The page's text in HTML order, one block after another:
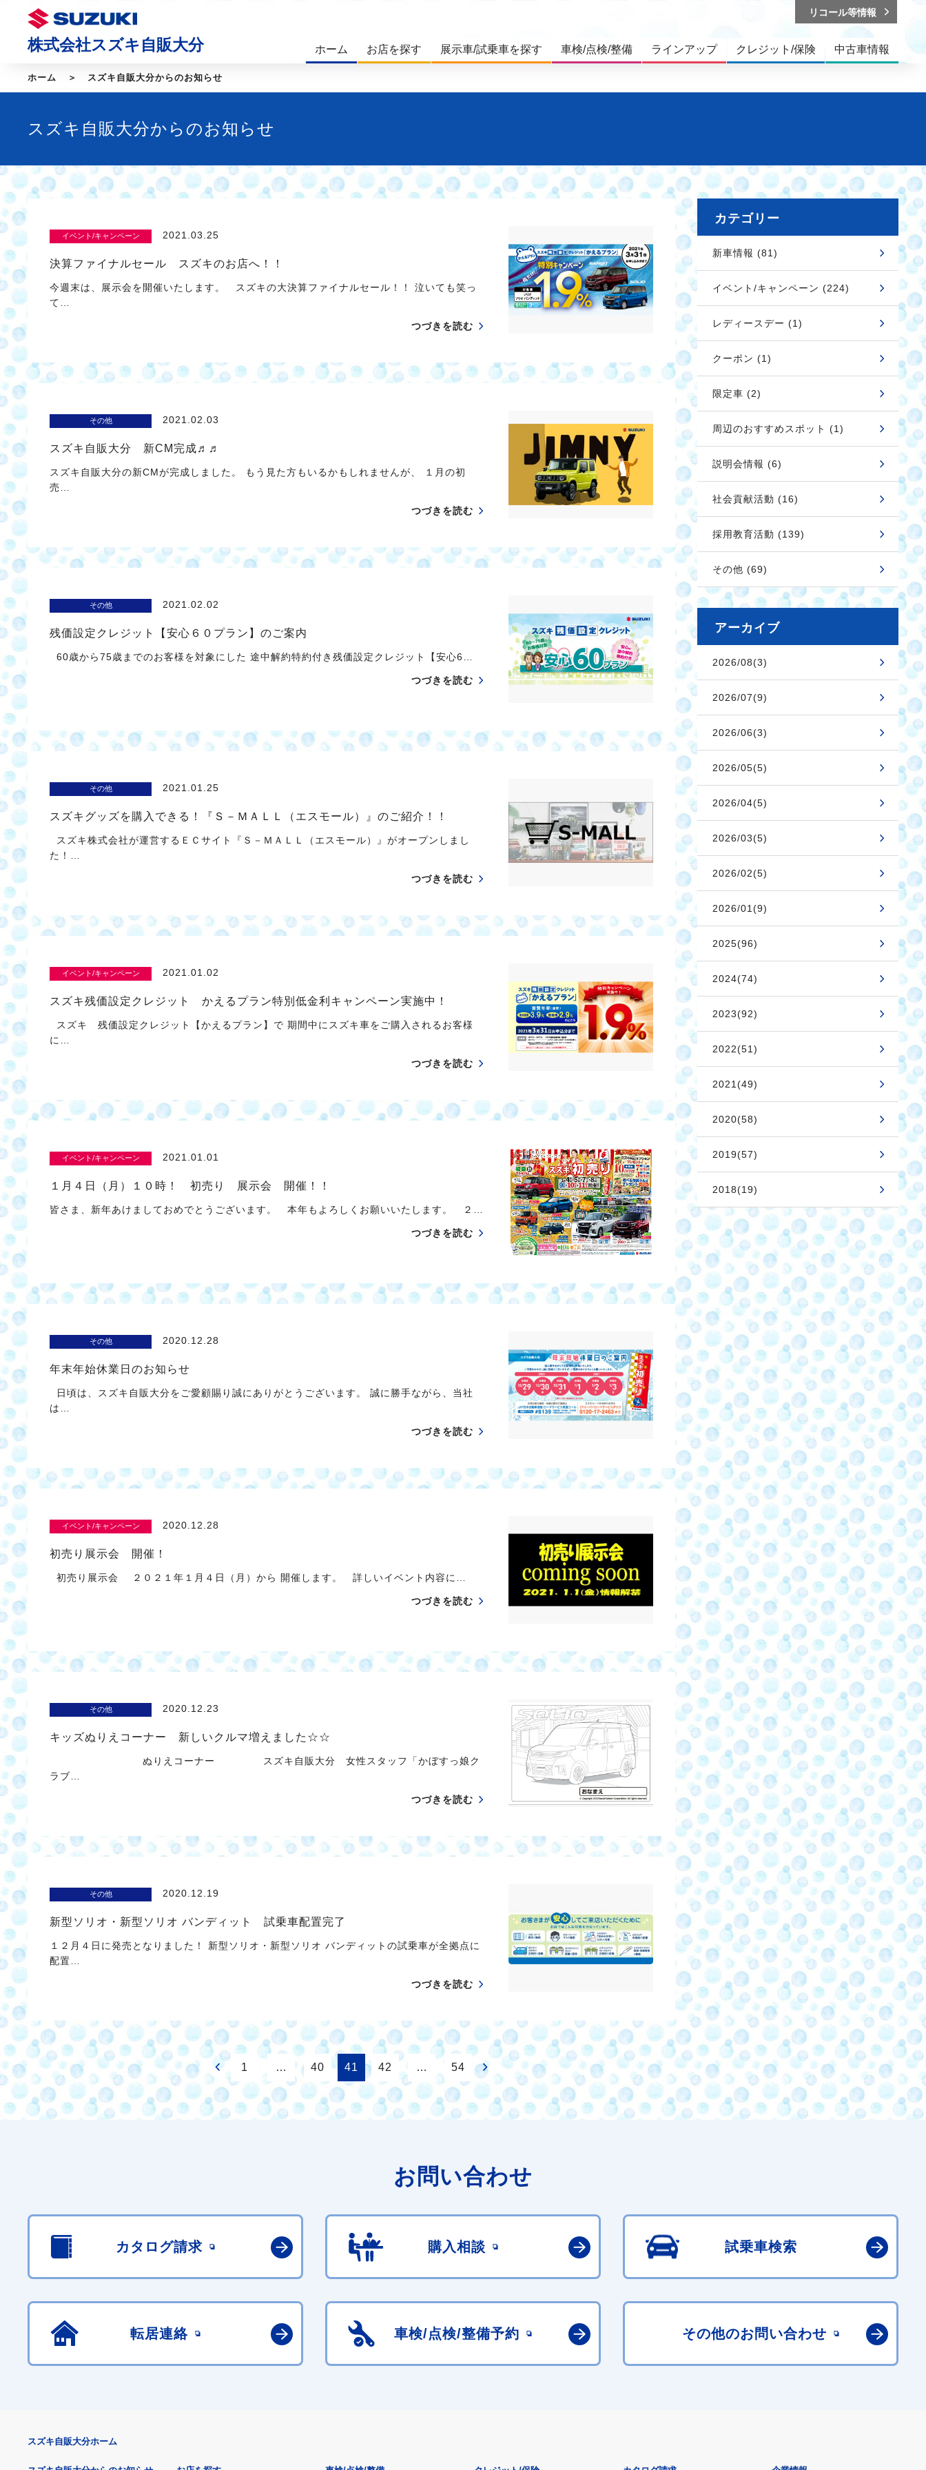
株式会社スズキ自販大分 ホーム お店を探す 展示車/試乗車を探す 車検/点検/整備 ラインアップ クレジット/保険 中古車情報
リコール等情報
ホーム スズキ自販大分からのお知らせ
スズキ自販大分からのお知らせ
イベント/キャンペーン 2021.03.25
決算ファイナルセール スズキのお店へ！！
今週末は、展示会を開催いたします。 スズキの大決算ファイナルセール！！ 泣いても笑っ
て…
つづきを読む
その他 2021.02.03
スズキ自販大分 新CM完成♬♬
スズキ自販大分の新CMが完成しました。 もう見た方もいるかもしれませんが、 １月の初
売…
つづきを読む
その他 2021.02.02
残価設定クレジット【安心６０プラン】のご案内
60歳から75歳までのお客様を対象にした 途中解約特約付き残価設定クレジット【安心6…
つづきを読む
その他 2021.01.25
スズキグッズを購入できる！『Ｓ－ＭＡＬＬ（エスモール）』のご紹介！！
スズキ株式会社が運営するＥＣサイト『Ｓ－ＭＡＬＬ（エスモール）』がオープンしまし
た！…
つづきを読む
イベント/キャンペーン 2021.01.02
スズキ残価設定クレジット かえるプラン特別低金利キャンペーン実施中！
スズキ 残価設定クレジット【かえるプラン】で 期間中にスズキ車をご購入されるお客様
に…
つづきを読む
イベント/キャンペーン 2021.01.01
１月４日（月）１０時！ 初売り 展示会 開催！！
皆さま、新年あけましておめでとうございます。 本年もよろしくお願いいたします。 ２…
つづきを読む
その他 2020.12.28
年末年始休業日のお知らせ
日頃は、スズキ自販大分をご愛顧賜り誠にありがとうございます。 誠に勝手ながら、当社
は…
つづきを読む
イベント/キャンペーン 2020.12.28
初売り展示会 開催！
初売り展示会 ２０２１年１月４日（月）から 開催します。 詳しいイベント内容に…
つづきを読む
その他 2020.12.23
キッズぬりえコーナー 新しいクルマ増えました☆☆
ぬりえコーナー スズキ自販大分 女性スタッフ「かぼすっ娘ク
ラブ…
つづきを読む
その他 2020.12.19
新型ソリオ・新型ソリオ バンディット 試乗車配置完了
１２月４日に発売となりました！ 新型ソリオ・新型ソリオ バンディットの試乗車が全拠点に
配置…
つづきを読む
1 … 40 41 42 … 54
カテゴリー
新車情報 (81)
イベント/キャンペーン (224)
レディースデー (1)
クーポン (1)
限定車 (2)
周辺のおすすめスポット (1)
説明会情報 (6)
社会貢献活動 (16)
採用教育活動 (139)
その他 (69)
アーカイブ
2026/08(3)
2026/07(9)
2026/06(3)
2026/05(5)
2026/04(5)
2026/03(5)
2026/02(5)
2026/01(9)
2025(96)
2024(74)
2023(92)
2022(51)
2021(49)
2020(58)
2019(57)
2018(19)
お問い合わせ
カタログ請求 購入相談 試乗車検索
転居連絡 車検/点検/整備予約 その他のお問い合わせ
スズキ自販大分ホーム